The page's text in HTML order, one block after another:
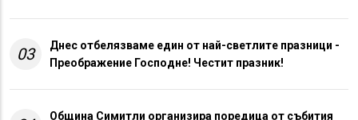
03
Днес отбелязваме един от най-светлите празници -
Преображение Господне! Честит празник!
Община Симитли организира поредица от събития